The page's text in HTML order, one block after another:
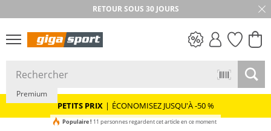
RETOUR SOUS 30 JOURS
PETITS PRIX
PETITS PRIX | ÉCONOMISEZ JUSQU'À -50 %
Mérinos
Premium
Populaire ! 11 personnes regardent cet article en ce moment